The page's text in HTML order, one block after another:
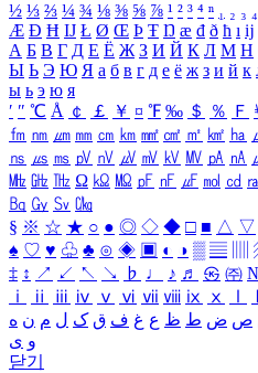
½ ⅓ ⅔ ¼ ¾ ⅛ ⅜ ⅝ ⅞ ¹ ² ³ ⁴ ⁿ ₁ ₂ ₃ ₄
Æ Ð Ħ Ĳ Ł Ø Œ Þ Ŧ Ŋ æ đ ð ħ ı ĳ
А Б В Г Д Е Ё Ж З И Й К Л М Н
Ы Ь Э Ю Я а б в г д е ё ж з и й к
ы ь э ю я
′ ″ ℃ Å ￠ ￡ ￥ ¤ ℉ ‰ ＄ ％ Ｆ
㎙ ㎚ ㎛ ㎜ ㎝ ㎞ ㎟ ㎠ ㎡ ㎢ ㏊
㎱ ㎲ ㎳ ㎴ ㎵ ㎶ ㎷ ㎸ ㎹ ㎀ ㎁
㎒ ㎓ ㎔ Ω ㏀ ㏁ ㎊ ㎋ ㎌ ㏖ ㏅
㏃ ㏉ ㏜ ㏆
§ ※ ☆ ★ ○ ● ◎ ◇ ◆ □ ■ △ ▽
♠ ♡ ♥ ♧ ♣ ⊙ ◈ ▣ ◐ ◑ ▒ ▤
‡ ↕ ↗ ↙ ↖ ↘ ♭ ♩ ♪ ♬ ㉿ ㈜
ⅰ
ⅱ ⅲ ⅳ ⅴ ⅵ ⅶ ⅷ ⅸ ⅹ
ص ض ط ظ ع غ ف ق ک ل م ن ه
و ی
닫기